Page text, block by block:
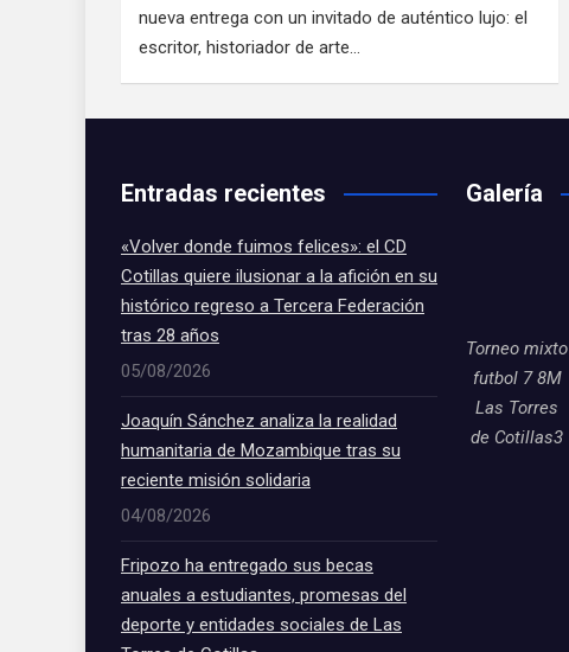
nueva entrega con un invitado de auténtico lujo: el
escritor, historiador de arte…
Entradas recientes
«Volver donde fuimos felices»: el CD
Cotillas quiere ilusionar a la afición en su
histórico regreso a Tercera Federación
tras 28 años
05/08/2026
Joaquín Sánchez analiza la realidad
humanitaria de Mozambique tras su
reciente misión solidaria
04/08/2026
Fripozo ha entregado sus becas
anuales a estudiantes, promesas del
deporte y entidades sociales de Las
Galería
Torneo mixto
futbol 7 8M
Las Torres
de Cotillas3